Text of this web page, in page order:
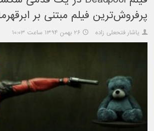
پرفروش‌ترین فیلم مبتنی بر
یاشار فتحعلی زاده ۲۶ بهمن ۱۳۹۴ ساعت ۱۰:۰۳